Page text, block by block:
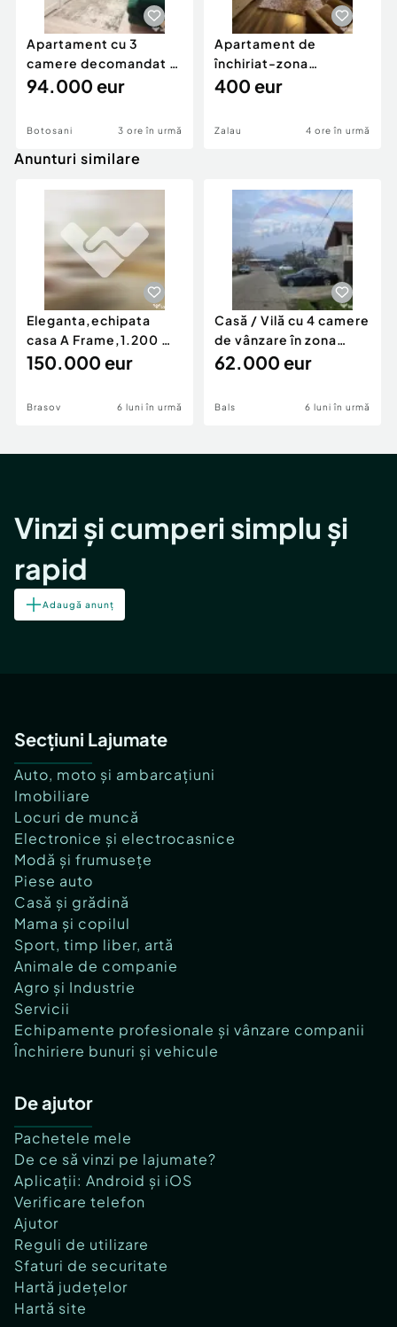
Apartament cu 3
camere decomandat -
renovat - Bucovina -
94.000 eur
Botosani 3 ore în urmă
Apartament de
închiriat-zona
ultracentrală
400 eur
Zalau 4 ore în urmă
Anunturi similare
Eleganta,echipata
casa A Frame,1.200 mp
teren,deschidere Pia
150.000 eur
Brasov 6 luni în urmă
Casă / Vilă cu 4 camere
de vânzare în zona
Periferie
62.000 eur
Bals 6 luni în urmă
Vinzi și cumperi simplu și
rapid
Adaugă anunț
Secțiuni Lajumate
Auto, moto și ambarcațiuni
Imobiliare
Locuri de muncă
Electronice și electrocasnice
Modă și frumusețe
Piese auto
Casă și grădină
Mama și copilul
Sport, timp liber, artă
Animale de companie
Agro și Industrie
Servicii
Echipamente profesionale și vânzare companii
Închiriere bunuri și vehicule
De ajutor
Pachetele mele
De ce să vinzi pe lajumate?
Aplicații: Android și iOS
Verificare telefon
Ajutor
Reguli de utilizare
Sfaturi de securitate
Hartă județelor
Hartă site